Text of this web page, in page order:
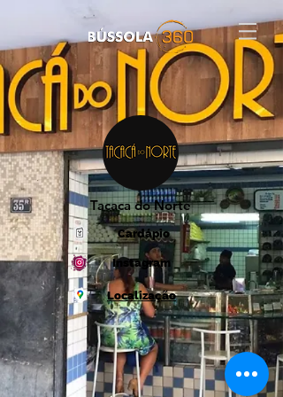
Tacaca do Norte
Cardápio
Instagram
Localização